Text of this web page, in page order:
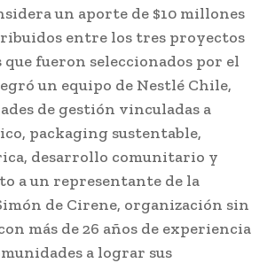
un aporte de $10 millones
entre los tres proyectos
que fueron seleccionados por el
un equipo de Nestlé Chile,
de gestión vinculadas a
packaging sustentable,
desarrollo comunitario y
a un representante de la
de Cirene, organización sin
más de 26 años de experiencia
a lograr sus